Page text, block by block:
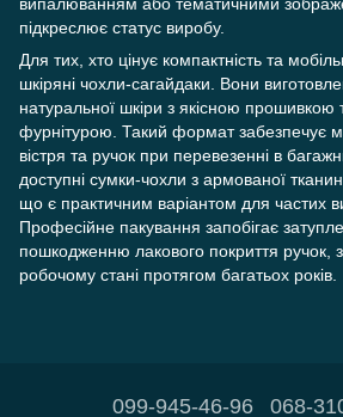
підкреслює статус виробу.
Для тих, хто цінує компактність та
шкіряні чохли-сагайдаки. Вони
натуральної шкіри з якісною прошивкою
фурнітурою. Такий формат забезпечує
вістря та ручок при перевезенні в
доступні сумки-чохли з армованої
що є практичним варіантом для частих
Професійне пакування запобігає
пошкодженню лакового покриття ручок,
робочому стані протягом багатьох років.
099-945-46-96 068-